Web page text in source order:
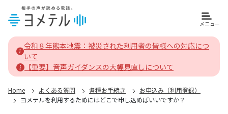
メニュー
令和８年熊本地震：被災された利用者の皆様への対応につ
いて
【重要】音声ガイダンスの大幅見直しについて
Home よくある質問 各種お手続き
お申込み（利用登録）
ヨメテルを利用するためにはどこで申し込めばいいですか？